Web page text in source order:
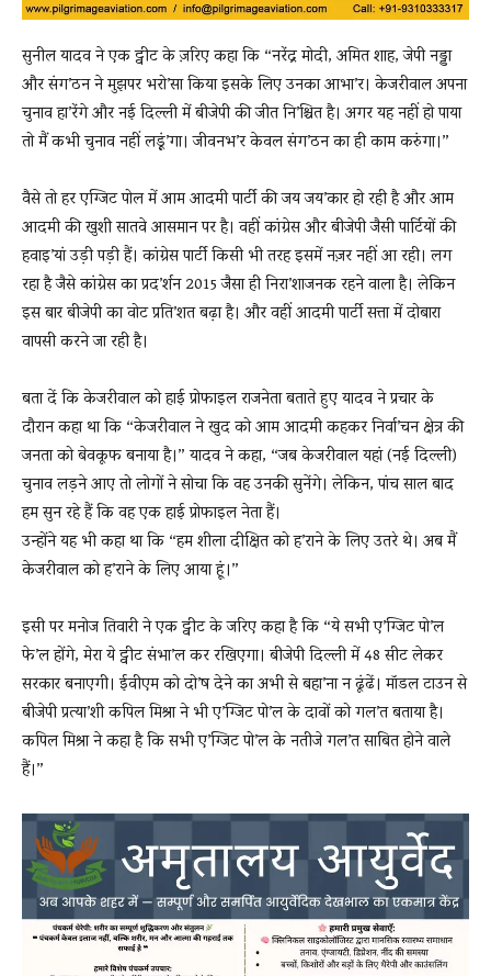
सुनील यादव ने एक ट्वीट के ज़रिए कहा कि “नरेंद्र मोदी, अमित शाह, जेपी नड्डा
और संग’ठन ने मुझपर भरो’सा किया इसके लिए उनका आभा’र। केजरीवाल अपना
चुनाव हा’रेंगे और नई दिल्ली में बीजेपी की जीत नि’श्चित है। अगर यह नहीं हो पाया
तो मैं कभी चुनाव नहीं लड़ूं’गा। जीवनभ’र केवल संग’ठन का ही काम करुंगा।”
वैसे तो हर एग्जिट पोल में आम आदमी पार्टी की जय जय’कार हो रही है और आम
आदमी की खुशी सातवे आसमान पर है। वहीं कांग्रेस और बीजेपी जैसी पार्टियों की
हवाइ’यां उड़ी पड़ी हैं। कांग्रेस पार्टी किसी भी तरह इसमें नज़र नहीं आ रही। लग
रहा है जैसे कांग्रेस का प्रद’र्शन 2015 जैसा ही निरा’शाजनक रहने वाला है। लेकिन
इस बार बीजेपी का वोट प्रति’शत बढ़ा है। और वहीं आदमी पार्टी सत्ता में दोबारा
वापसी करने जा रही है।
बता दें कि केजरीवाल को हाई प्रोफाइल राजनेता बताते हुए यादव ने प्रचार के
दौरान कहा था कि “केजरीवाल ने खुद को आम आदमी कहकर निर्वा’चन क्षेत्र की
जनता को बेवकूफ बनाया है।” यादव ने कहा, “जब केजरीवाल यहां (नई दिल्ली)
चुनाव लड़ने आए तो लोगों ने सोचा कि वह उनकी सुनेंगे। लेकिन, पांच साल बाद
हम सुन रहे हैं कि वह एक हाई प्रोफाइल नेता हैं।
उन्होंने यह भी कहा था कि “हम शीला दीक्षित को ह’राने के लिए उतरे थे। अब मैं
केजरीवाल को ह’राने के लिए आया हूं।”
इसी पर मनोज तिवारी ने एक ट्वीट के जरिए कहा है कि “ये सभी ए’ग्जिट पो’ल
फे’ल होंगे, मेरा ये ट्वीट संभा’ल कर रखिएगा। बीजेपी दिल्ली में 48 सीट लेकर
सरकार बनाएगी। ईवीएम को दो’ष देने का अभी से बहा’ना न ढूंढें। मॉडल टाउन से
बीजेपी प्रत्या’शी कपिल मिश्रा ने भी ए’ग्जिट पो’ल के दावों को गल’त बताया है।
कपिल मिश्रा ने कहा है कि सभी ए’ग्जिट पो’ल के नतीजे गल’त साबित होने वाले
हैं।”